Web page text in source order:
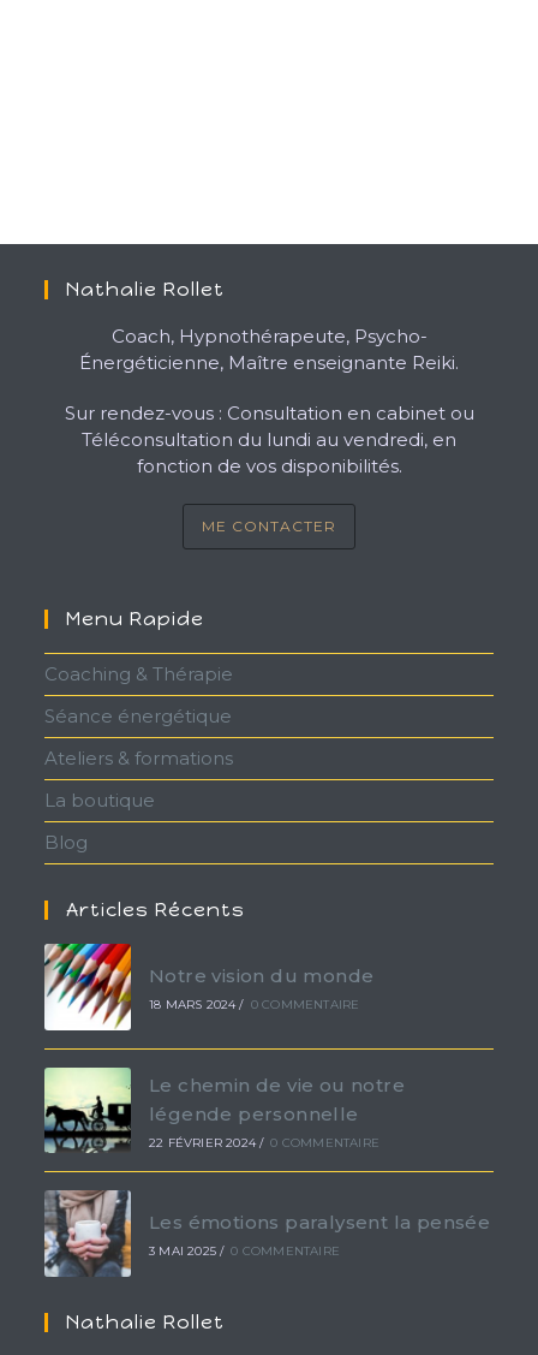
Nathalie Rollet
Coach, Hypnothérapeute, Psycho-
Énergéticienne, Maître enseignante Reiki.
Sur rendez-vous : Consultation en cabinet ou
Téléconsultation du lundi au vendredi, en
fonction de vos disponibilités.
ME CONTACTER
Menu Rapide
Coaching & Thérapie
Séance énergétique
Ateliers & formations
La boutique
Blog
Articles Récents
Notre vision du monde
18 MARS 2024 / 0 COMMENTAIRE
Le chemin de vie ou notre
légende personnelle
22 FÉVRIER 2024 / 0 COMMENTAIRE
Les émotions paralysent la pensée
3 MAI 2025 / 0 COMMENTAIRE
Nathalie Rollet